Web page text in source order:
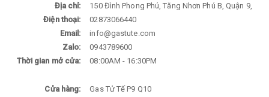
Địa chỉ:
150 Đình Phong Phú, Tăng Nhơn Phú B, Quận 9,
Điện thoại:
02873066440
Email:
info@gastute.com
Zalo:
0943789600
Thời gian mở cửa:
08:00AM - 16:30PM
Cửa hàng:
Gas Tử Tế P9 Q10